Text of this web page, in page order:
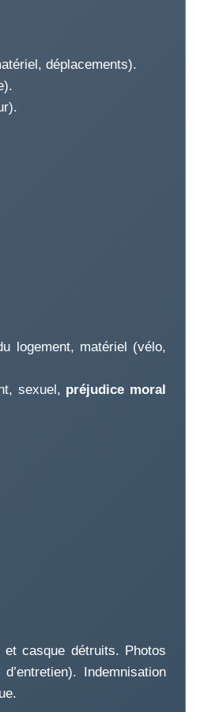
déplacements).
logement, matériel (vélo,
sexuel, préjudice moral
casque détruits. Photos
Indemnisation